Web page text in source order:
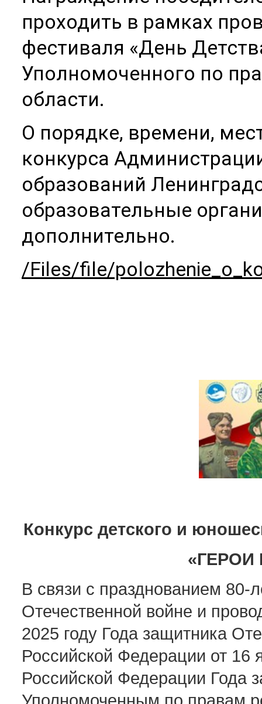
проходить в рамках
фестиваля «День
Уполномоченного по
области.
О порядке, времени,
конкурса
образований
образовательные
дополнительно.
/Files/file/
Конкурс детского и
В связи с празднованием 80-
Отечественной войне и
2025 году Года защитника
Российской Федерации от
Российской Федерации Года